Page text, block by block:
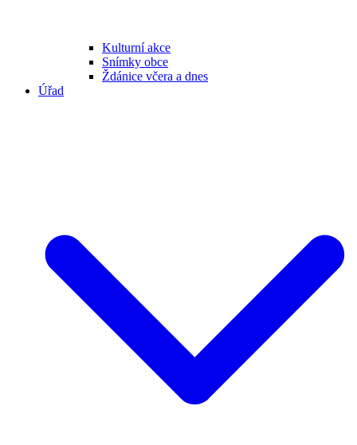
Kulturní akce
Snímky obce
Ždánice včera a dnes
Úřad